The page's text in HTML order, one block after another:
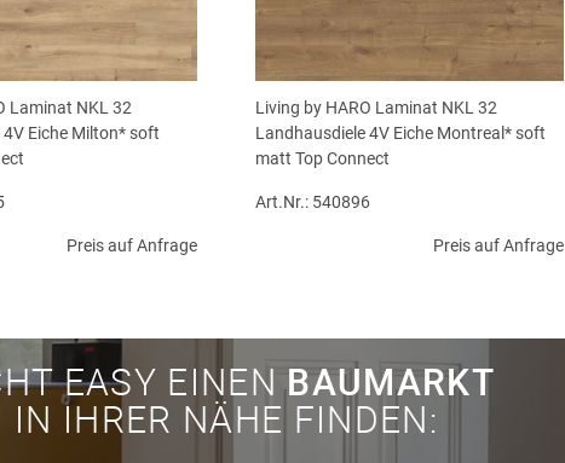
Laminat NKL 32
Eiche Milton* soft
Preis auf Anfrage
Living by HARO Laminat NKL 32
Landhausdiele 4V Eiche Montreal* soft
matt Top Connect
Art.Nr.: 540896
Preis auf Anfrage
EASY EINENBAUMARKT
IN IHRER NÄHE FINDEN: